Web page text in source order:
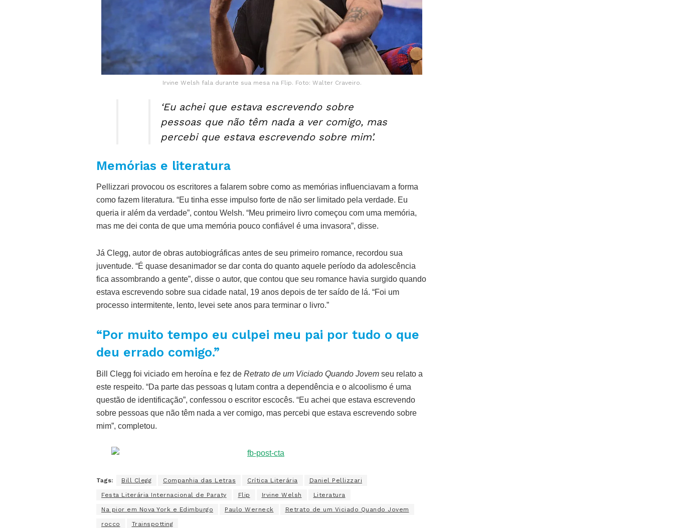
Irvine Welsh fala durante sua mesa na Flip. Foto: Walter Craveiro.
‘Eu achei que estava escrevendo sobre
pessoas que não têm nada a ver comigo, mas
percebi que estava escrevendo sobre mim’.
Memórias e literatura
Pellizzari provocou os escritores a falarem sobre como as memórias influenciavam a forma
como fazem literatura. “Eu tinha esse impulso forte de não ser limitado pela verdade. Eu
queria ir além da verdade”, contou Welsh. “Meu primeiro livro começou com uma memória,
mas me dei conta de que uma memória pouco confiável é uma invasora”, disse.
Já Clegg, autor de obras autobiográficas antes de seu primeiro romance, recordou sua
juventude. “É quase desanimador se dar conta do quanto aquele período da adolescência
fica assombrando a gente”, disse o autor, que contou que seu romance havia surgido quando
estava escrevendo sobre sua cidade natal, 19 anos depois de ter saído de lá. “Foi um
processo intermitente, lento, levei sete anos para terminar o livro.”
“Por muito tempo eu culpei meu pai por tudo o que
deu errado comigo.”
Bill Clegg foi viciado em heroína e fez de Retrato de um Viciado Quando Jovem seu relato a
este respeito. “Da parte das pessoas q lutam contra a dependência e o alcoolismo é uma
questão de identificação”, confessou o escritor escocês. “Eu achei que estava escrevendo
sobre pessoas que não têm nada a ver comigo, mas percebi que estava escrevendo sobre
mim”, completou.
Tags: Bill Clegg Companhia das Letras Crítica Literária Daniel Pellizzari
Festa Literária Internacional de Paraty Flip Irvine Welsh Literatura
Na pior em Nova York e Edimburgo Paulo Werneck Retrato de um Viciado Quando Jovem
rocco Trainspotting